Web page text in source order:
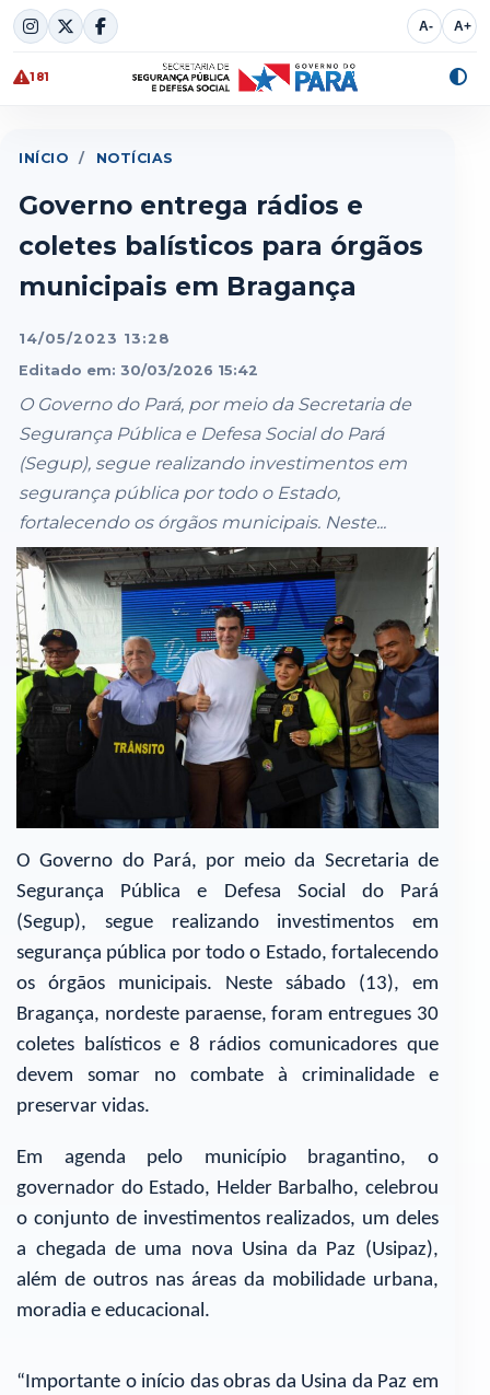
Skip
to
content
A- A+
181
INÍCIO / NOTÍCIAS
Governo entrega rádios e
coletes balísticos para órgãos
municipais em Bragança
14/05/2023 13:28
Editado em: 30/03/2026 15:42
O Governo do Pará, por meio da Secretaria de
Segurança Pública e Defesa Social do Pará
(Segup), segue realizando investimentos em
segurança pública por todo o Estado,
fortalecendo os órgãos municipais. Neste...
O Governo do Pará, por meio da Secretaria de
Segurança Pública e Defesa Social do Pará
(Segup), segue realizando investimentos em
segurança pública por todo o Estado, fortalecendo
os órgãos municipais. Neste sábado (13), em
Bragança, nordeste paraense, foram entregues 30
coletes balísticos e 8 rádios comunicadores que
devem somar no combate à criminalidade e
preservar vidas.
Em agenda pelo município bragantino, o
governador do Estado, Helder Barbalho, celebrou
o conjunto de investimentos realizados, um deles
a chegada de uma nova Usina da Paz (Usipaz),
além de outros nas áreas da mobilidade urbana,
moradia e educacional.
“Importante o início das obras da Usina da Paz em